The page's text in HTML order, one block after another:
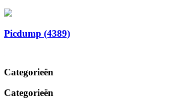
Picdump (4389)
Categorieën
Categorieën